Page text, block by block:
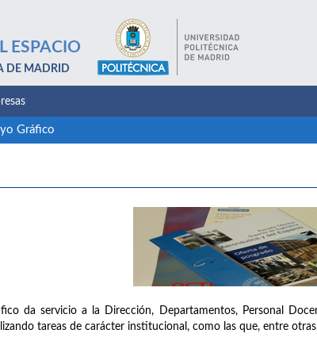
ESPACIO
DE MADRID
Gráfico
da servicio a la Dirección, Departamentos, Personal
tareas de carácter institucional, como las que, entre